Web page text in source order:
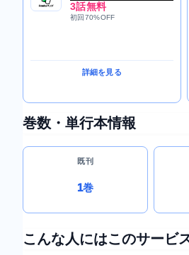
3話無料
初回70%OFF
詳細を見る
巻数・単行本情報
既刊
1巻
こんな人にはこのサービ